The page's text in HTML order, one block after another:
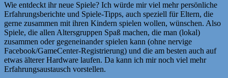
Wie entdeckt ihr neue Spiele? Ich würde mir viel mehr persönliche
Erfahrungsberichte und Spiele-Tipps, auch speziell für Eltern, die
gerne zusammen mit ihren Kindern spielen wollen, wünschen. Also
Spiele, die allen Altersgruppen Spaß machen, die man (lokal)
zusammen oder gegeneinander spielen kann (ohne nervige
Facebook/GameCenter-Registrierung) und die am besten auch auf
etwas älterer Hardware laufen. Da kann ich mir noch viel mehr
Erfahrungsaustausch vorstellen.